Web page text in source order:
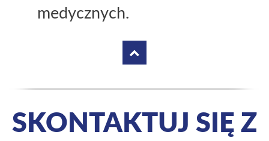
medycznych.
SKONTAKTUJ SIĘ Z